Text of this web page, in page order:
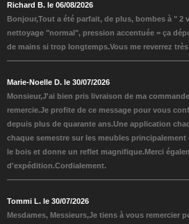
Richard B. le 06/08/2026
Bonjour,Tout a été parfait, de plus, bombes à " 2
nettoyage "normal", pression accentuée = ça
de mains si trop longtemps.Vous me reverrez
Marie-Noelle D. le 30/07/2026
Monsieur,J'ai bien pris livraison de ma
remercie.Je profite de ce message pour vous
depuis plus de quarante ans.Une application
chaque semestre sur les meubles
le bois et donne un reflet magnifique.Merci
d'expédition.Cordialement.
Tommi L. le 30/07/2026
Mesdames, Messieurs,Je tiens à vous remercier